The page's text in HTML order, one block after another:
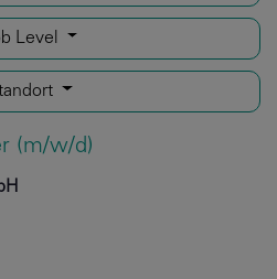
Level
(m/w/d)